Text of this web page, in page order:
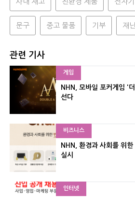
문구 중고 물품 기부 재
관련 기사
게임
NHN, 모바일 포커게임 '
선다
비즈니스
NHN, 환경과 사회를 위
실시
인터넷